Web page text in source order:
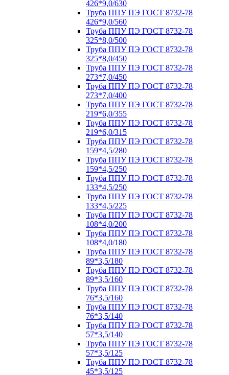
426*9,0/630
Труба ППУ ПЭ ГОСТ 8732-78
426*9,0/560
Труба ППУ ПЭ ГОСТ 8732-78
325*8,0/500
Труба ППУ ПЭ ГОСТ 8732-78
325*8,0/450
Труба ППУ ПЭ ГОСТ 8732-78
273*7,0/450
Труба ППУ ПЭ ГОСТ 8732-78
273*7,0/400
Труба ППУ ПЭ ГОСТ 8732-78
219*6,0/355
Труба ППУ ПЭ ГОСТ 8732-78
219*6,0/315
Труба ППУ ПЭ ГОСТ 8732-78
159*4,5/280
Труба ППУ ПЭ ГОСТ 8732-78
159*4,5/250
Труба ППУ ПЭ ГОСТ 8732-78
133*4,5/250
Труба ППУ ПЭ ГОСТ 8732-78
133*4,5/225
Труба ППУ ПЭ ГОСТ 8732-78
108*4,0/200
Труба ППУ ПЭ ГОСТ 8732-78
108*4,0/180
Труба ППУ ПЭ ГОСТ 8732-78
89*3,5/180
Труба ППУ ПЭ ГОСТ 8732-78
89*3,5/160
Труба ППУ ПЭ ГОСТ 8732-78
76*3,5/160
Труба ППУ ПЭ ГОСТ 8732-78
76*3,5/140
Труба ППУ ПЭ ГОСТ 8732-78
57*3,5/140
Труба ППУ ПЭ ГОСТ 8732-78
57*3,5/125
Труба ППУ ПЭ ГОСТ 8732-78
45*3,5/125